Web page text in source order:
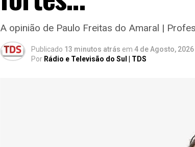
A opinião de Paulo Freitas do Amaral |
Publicado 13 minutos atrás em 4 de Agosto, 2026
Por Rádio e Televisão do Sul | TDS